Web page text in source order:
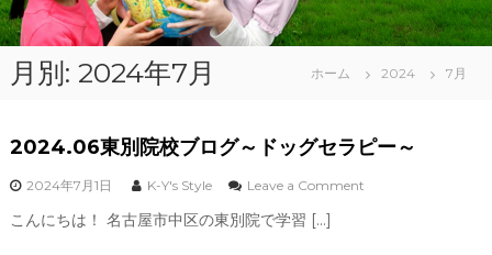
月別: 2024年7月 ホーム 2024 7月
2024.06東別院校ブログ～ドッグセラピー～
2024年7月1日 K-Y's Style Leave a Commento
こんにちは！ 名古屋市中区の東別院で学習 […]